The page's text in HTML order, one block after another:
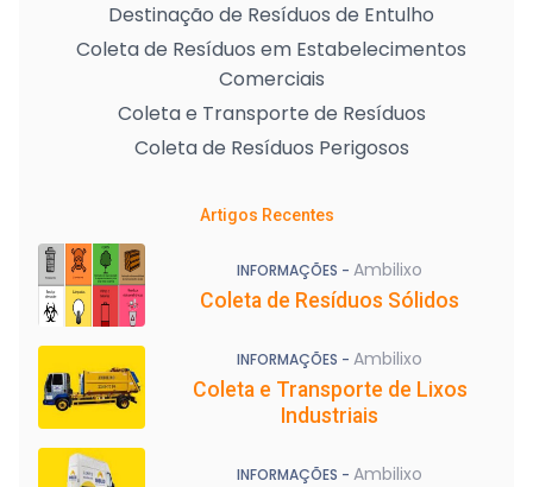
Destinação de Resíduos de Entulho
Coleta de Resíduos em Estabelecimentos
Comerciais
Coleta e Transporte de Resíduos
Coleta de Resíduos Perigosos
Artigos Recentes
INFORMAÇÕES - Ambilixo
Coleta de Resíduos Sólidos
INFORMAÇÕES - Ambilixo
Coleta e Transporte de Lixos
Industriais
INFORMAÇÕES - Ambilixo